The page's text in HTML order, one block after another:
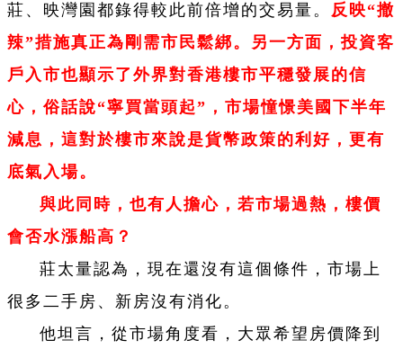
莊、映灣園都錄得較此前倍增的交易量。 反映“撤
辣”措施真正為剛需市民鬆綁。另一方面，投資客
戶入市也顯示了外界對香港樓市平穩發展的信
心，俗話說“寧買當頭起”，市場憧憬美國下半年
減息，這對於樓市來說是貨幣政策的利好，更有
底氣入場。
與此同時，也有人擔心，若市場過熱，樓價
會否水漲船高？
莊太量認為，現在還沒有這個條件，市場上
很多二手房、新房沒有消化。
他坦言，從市場角度看，大眾希望房價降到